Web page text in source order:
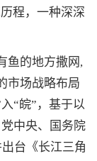
程，一种深深
鱼的地方撒网,
市场战略布局
“皖”，基于以
中央、国务院
台《长江三角